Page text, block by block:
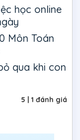
học online
Môn Toán
qua khi con
5 1 đánh giá